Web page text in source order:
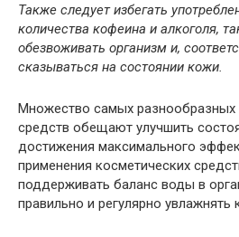
Также следует избегать
количества кофеина и алкоголя,
обезвоживать организм и,
сказываться на состоянии кожи.
Множество самых разнообразных
средств обещают улучшить
достижения максимального
применения косметических
поддерживать баланс воды в
правильно и регулярно увлажнять